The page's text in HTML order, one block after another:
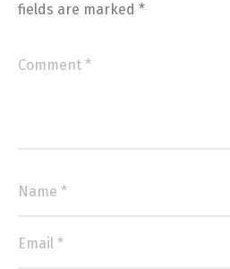
fields are marked *